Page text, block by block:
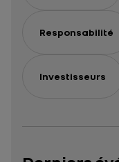
Responsabilité
Investisseurs